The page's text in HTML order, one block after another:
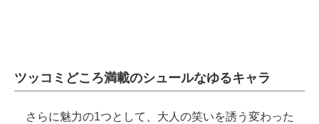
ツッコミどころ満載のシュールなゆるキャラ
さらに魅力の1つとして、大人の笑いを誘う変わった